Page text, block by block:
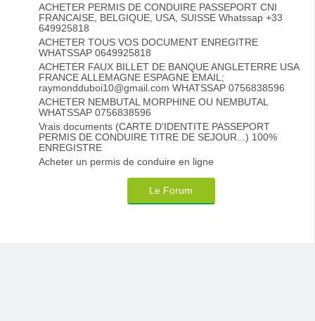
ACHETER PERMIS DE CONDUIRE PASSEPORT CNI
FRANCAISE, BELGIQUE, USA, SUISSE Whatssap +33
649925818
ACHETER TOUS VOS DOCUMENT ENREGITRE
WHATSSAP 0649925818
ACHETER FAUX BILLET DE BANQUE ANGLETERRE USA
FRANCE ALLEMAGNE ESPAGNE EMAIL;
raymondduboi10@gmail.com WHATSSAP 0756838596
ACHETER NEMBUTAL MORPHINE OU NEMBUTAL
WHATSSAP 0756838596
Vrais documents (CARTE D'IDENTITE PASSEPORT
PERMIS DE CONDUIRE TITRE DE SEJOUR...) 100%
ENREGISTRE
Acheter un permis de conduire en ligne
Le Forum